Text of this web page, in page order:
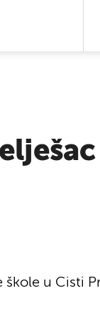
u Cisti